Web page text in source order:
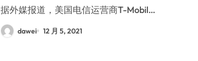
据外媒报道，美国电信运营商T-Mobil…
dawei 12 月 5, 2021